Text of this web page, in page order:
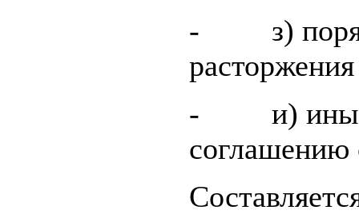
- з)
- и) иные
соглашению